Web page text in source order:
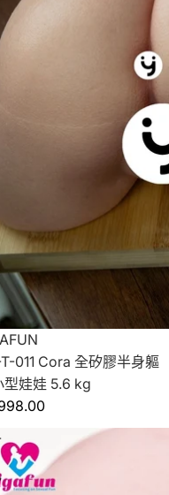
011 Cora 全矽膠半身軀
型娃娃 5.6 kg